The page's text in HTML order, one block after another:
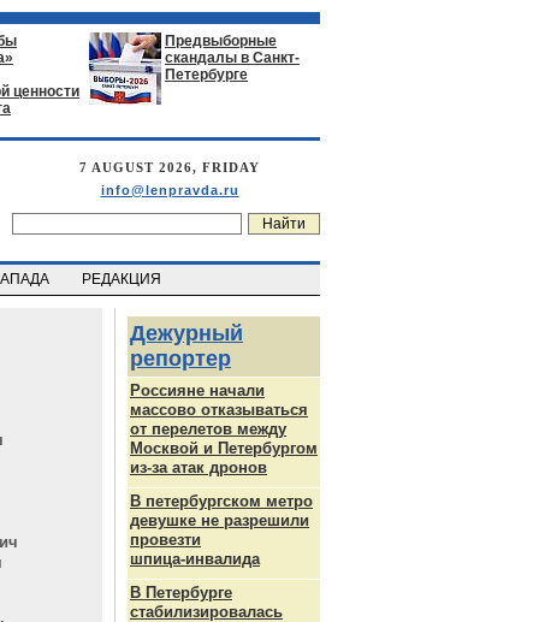
ценности
Предвыборные
скандалы в Санкт-
Петербурге
7 AUGUST 2026, FRIDAY
info@lenpravda.ru
РЕДАКЦИЯ
Дежурный
репортер
Россияне начали
массово отказываться
от перелетов между
Москвой и Петербургом
из-за атак дронов
В петербургском метро
девушке не разрешили
провезти
шпица‑инвалида
В Петербурге
стабилизировалась